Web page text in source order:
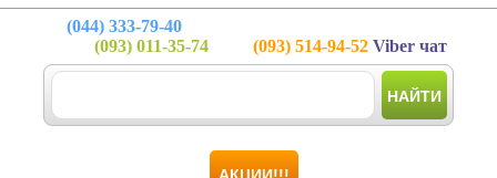
(044) 333-79-40
(093) 011-35-74 (093) 514-94-52 Viber чат
НАЙТИ